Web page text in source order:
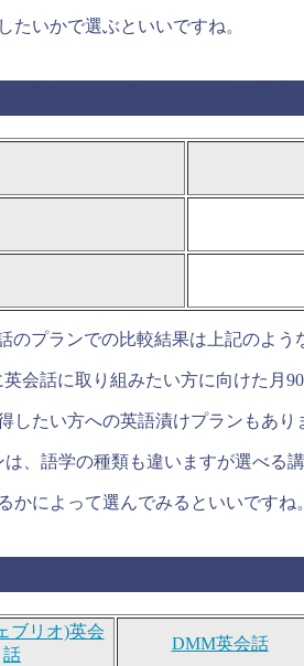
たいかで選ぶといいですね。
のプランでの比較結果は上記のよう
会話に取り組みたい方に向けた月
したい方への英語漬けプランもあり
、語学の種類も違いますが選べる講
によって選んでみるといいですね。
ブリオ)英会
話
DMM英会話